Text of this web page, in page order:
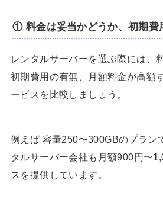
① 料金は妥当かどうか、初期費
レンタルサーバーを選ぶ際には、
初期費用の有無、月額料金が高額
ービスを比較しましょう。
例えば 容量250〜300GBのプラン
タルサーバー会社も月額900円〜
スを提供しています。